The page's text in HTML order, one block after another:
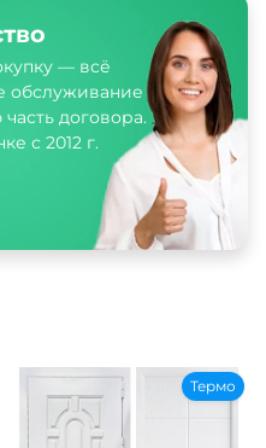
— всё
обслуживание
договора.
с 2012 г.
Термо